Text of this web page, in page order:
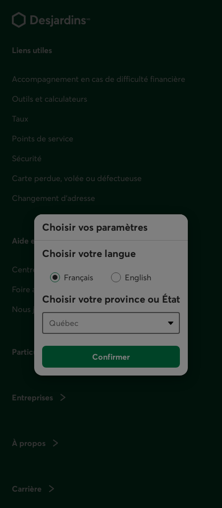
Choisir vos paramètres
Choisir votre langue
Français English
Choisir votre province ou État
Confirmer
Liens utiles
Accompagnement en cas de difficulté financière
Outils et calculateurs
Taux
Points de service
Sécurité
Carte perdue, volée ou défectueuse
Changement d'adresse
Aide et contact
Centre d'aide
Foire aux questions
Nous joindre
Particuliers
Entreprises
À propos
Carrière